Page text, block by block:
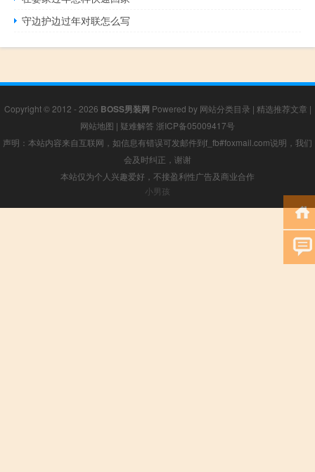
守边护边过年对联怎么写
Copyright © 2012 - 2026 BOSS男装网 Powered by 网站分类目录 | 精选推荐文章 |
网站地图 | 疑难解答 浙ICP备05009417号
声明：本站内容来自互联网，如信息有错误可发邮件到f_fb#foxmail.com说明，我们
会及时纠正，谢谢
本站仅为个人兴趣爱好，不接盈利性广告及商业合作
小男孩